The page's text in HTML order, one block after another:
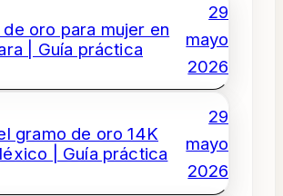
de oro para mujer en
| Guía práctica
29
mayo
2026
gramo de oro 14K
| Guía práctica
29
mayo
2026